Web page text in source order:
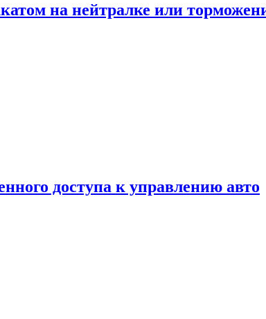
на нейтралке или
доступа к управлению авто